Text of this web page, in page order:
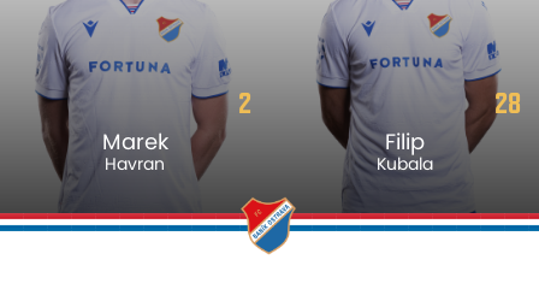
2
Marek
Havran
28
Filip
Kubala